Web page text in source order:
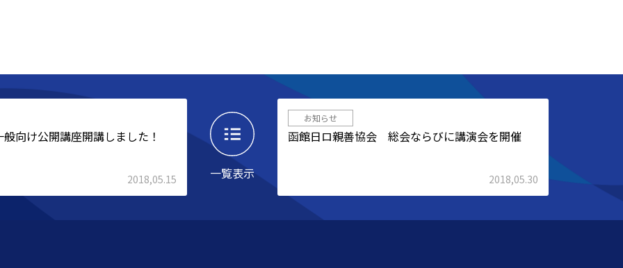
向け公開講座開講しました！
2018,05.15 一覧表示
お知らせ
函館日ロ親善協会 総会ならびに講演会を開催
2018,05.30